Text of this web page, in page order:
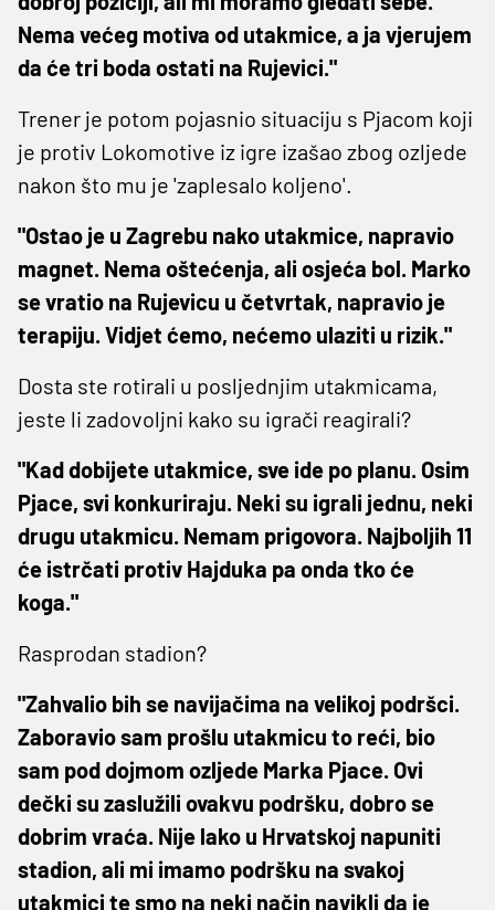
Nema većeg motiva od utakmice, a ja vjerujem
da će tri boda ostati na Rujevici."
Trener je potom pojasnio situaciju s Pjacom koji
je protiv Lokomotive iz igre izašao zbog ozljede
nakon što mu je 'zaplesalo koljeno'.
"Ostao je u Zagrebu nako utakmice, napravio
magnet. Nema oštećenja, ali osjeća bol. Marko
se vratio na Rujevicu u četvrtak, napravio je
terapiju. Vidjet ćemo, nećemo ulaziti u rizik."
Dosta ste rotirali u posljednjim utakmicama,
jeste li zadovoljni kako su igrači reagirali?
"Kad dobijete utakmice, sve ide po planu. Osim
Pjace, svi konkuriraju. Neki su igrali jednu, neki
drugu utakmicu. Nemam prigovora. Najboljih 11
će istrčati protiv Hajduka pa onda tko će
koga."
Rasprodan stadion?
"Zahvalio bih se navijačima na velikoj podršci.
Zaboravio sam prošlu utakmicu to reći, bio
sam pod dojmom ozljede Marka Pjace. Ovi
dečki su zaslužili ovakvu podršku, dobro se
dobrim vraća. Nije lako u Hrvatskoj napuniti
stadion, ali mi imamo podršku na svakoj
utakmici te smo na neki način navikli da je